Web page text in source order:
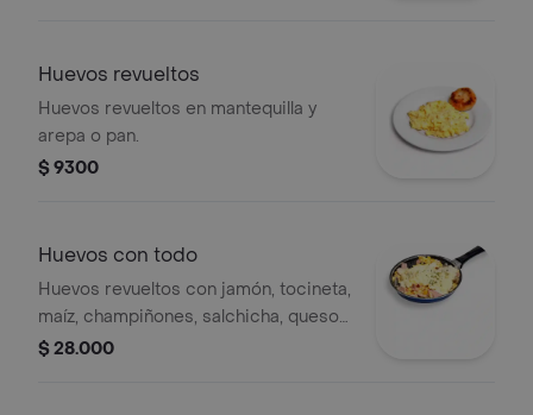
Huevos revueltos
Huevos revueltos en mantequilla y
arepa o pan.
$ 9300
Huevos con todo
Huevos revueltos con jamón, tocineta,
maíz, champiñones, salchicha, queso y
arepa o pan.
$ 28.000